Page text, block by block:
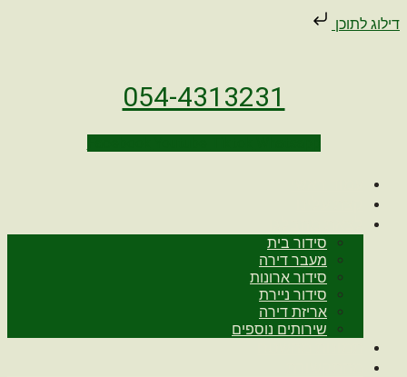
דילוג לתוכן
054-4313231
סידור בית
מעבר דירה
סידור ארונות
סידור ניירת
אריזת דירה
שירותים נוספים